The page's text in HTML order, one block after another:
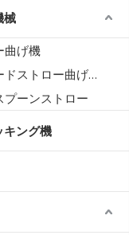
械
曲げ機
普通のスピードストロー曲げ機械
プーンストロー
キング機